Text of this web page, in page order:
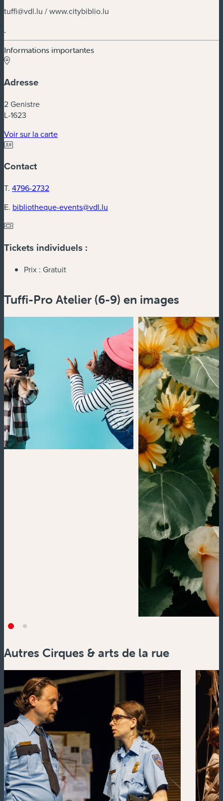
tuffi@vdl.lu / www.citybiblio.lu
.
Informations importantes
Adresse
2 Genistre
L-1623
Voir sur la carte(nouvelle fenêtre)
Contact
T. 4796-2732
E. bibliotheque-events@vdl.lu
Tickets individuels :
Prix : Gratuit
Tuffi-Pro Atelier (6-9) en images
Autres Cirques & arts de la rue